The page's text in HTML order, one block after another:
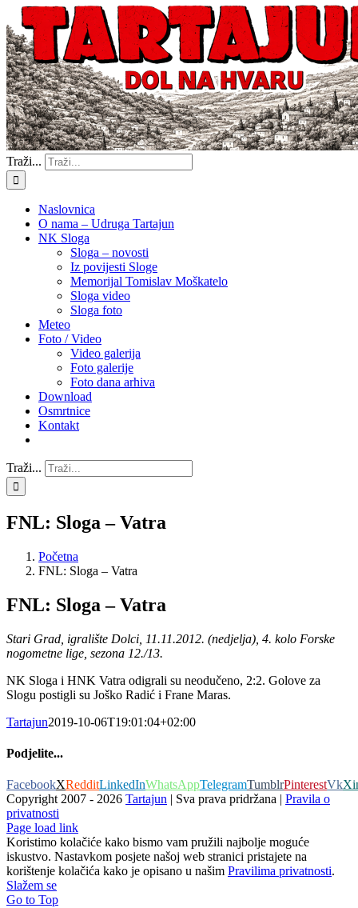
Traži...
Naslovnica
O nama – Udruga Tartajun
NK Sloga
Sloga – novosti
Iz povijesti Sloge
Memorijal Tomislav Moškatelo
Sloga video
Sloga foto
Meteo
Foto / Video
Video galerija
Foto galerije
Foto dana arhiva
Download
Osmrtnice
Kontakt
Traži...
FNL: Sloga – Vatra
Početna
FNL: Sloga – Vatra
FNL: Sloga – Vatra
Stari Grad, igralište Dolci, 11.11.2012. (nedjelja), 4. kolo Forske
nogometne lige, sezona 12./13.
NK Sloga i HNK Vatra odigrali su neodučeno, 2:2. Golove za
Slogu postigli su Joško Radić i Frane Maras.
Tartajun2019-10-06T19:01:04+02:00
Podjelite...
FacebookXRedditLinkedInWhatsAppTelegramTumblrPinterestVk
Copyright 2007 - 2026 Tartajun | Sva prava pridržana | Pravila o
privatnosti
Page load link
Koristimo kolačiće kako bismo vam pružili najbolje moguće
iskustvo. Nastavkom posjete našoj web stranici pristajete na
korištenje kolačića kako je opisano u našim Pravilima privatnosti.
Slažem se
Go to Top